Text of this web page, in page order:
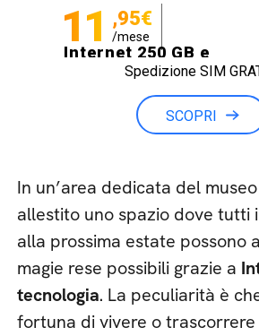
11 ,95€
/mese
Internet 250 GB e
Minuti illimitati
Spedizione SIM
SCOPRI
In un’area dedicata del
allestito uno spazio dove tutti
alla prossima estate possono
magie rese possibili grazie a
tecnologia. La peculiarità è
fortuna di vivere o trascorrere